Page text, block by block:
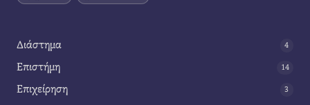
Διάστημα 4
Επιστήμη 14
Επιχείρηση 3